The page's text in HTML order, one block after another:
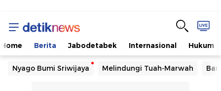
Home Berita Jabodetabek Internasional Hukum
Nyago Bumi Sriwijaya Melindungi Tuah-Marwah